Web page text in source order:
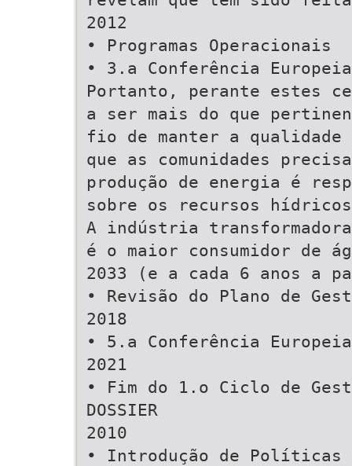
2012
• Programas Operacionais
• 3.a Conferência
Portanto, perante estes
a ser mais do que
fio de manter a qualidade
que as comunidades
produção de energia é
sobre os recursos hídricos
A indústria transformadora
é o maior consumidor de
2033 (e a cada 6 anos a
• Revisão do Plano de
2018
• 5.a Conferência
2021
• Fim do 1.o Ciclo de
DOSSIER
2010
• Introdução de Políticas